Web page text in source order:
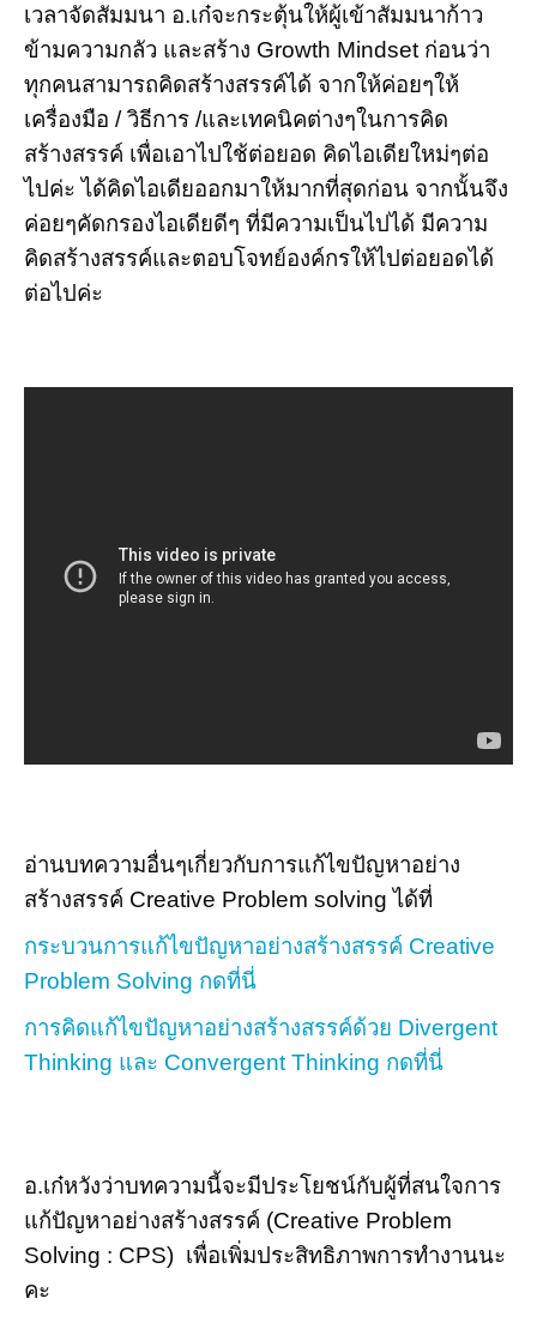
เวลาจัดสัมมนา อ.เก๋จะกระตุ้นให้ผู้เข้าสัมมนาก้าว
ข้ามความกลัว และสร้าง Growth Mindset ก่อนว่า
ทุกคนสามารถคิดสร้างสรรค์ได้ จากให้ค่อยๆให้
เครื่องมือ / วิธีการ /และเทคนิคต่างๆในการคิด
สร้างสรรค์ เพื่อเอาไปใช้ต่อยอด คิดไอเดียใหม่ๆต่อ
ไปค่ะ ได้คิดไอเดียออกมาให้มากที่สุดก่อน จากนั้นจึง
ค่อยๆคัดกรองไอเดียดีๆ ที่มีความเป็นไปได้ มีความ
คิดสร้างสรรค์และตอบโจทย์องค์กรให้ไปต่อยอดได้
ต่อไปค่ะ
อ่านบทความอื่นๆเกี่ยวกับการแก้ไขปัญหาอย่าง
สร้างสรรค์ Creative Problem solving ได้ที่
กระบวนการแก้ไขปัญหาอย่างสร้างสรรค์ Creative
Problem Solving กดที่นี่
การคิดแก้ไขปัญหาอย่างสร้างสรรค์ด้วย Divergent
Thinking และ Convergent Thinking กดที่นี่
อ.เก๋หวังว่าบทความนี้จะมีประโยชน์กับผู้ที่สนใจการ
แก้ปัญหาอย่างสร้างสรรค์ (Creative Problem
Solving : CPS) เพื่อเพิ่มประสิทธิภาพการทำงานนะ
คะ